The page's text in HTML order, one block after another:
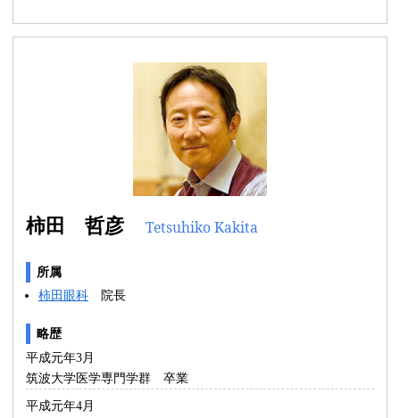
柿田 哲彦 Tetsuhiko Kakita
所属
柿田眼科 院長
略歴
平成元年3月
筑波大学医学専門学群 卒業
平成元年4月